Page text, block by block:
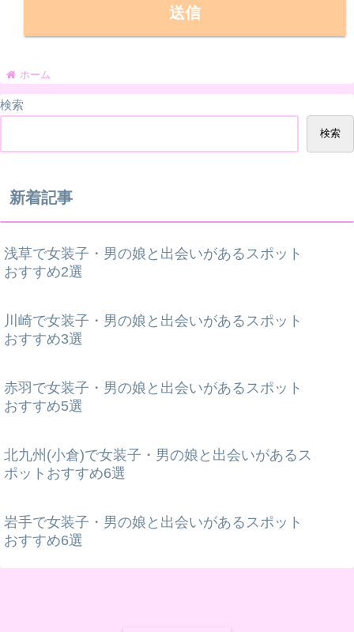
ホーム
検索
検索
新着記事
浅草で女装子・男の娘と出会いがあるスポット
おすすめ2選
川崎で女装子・男の娘と出会いがあるスポット
おすすめ3選
赤羽で女装子・男の娘と出会いがあるスポット
おすすめ5選
北九州(小倉)で女装子・男の娘と出会いがあるス
ポットおすすめ6選
岩手で女装子・男の娘と出会いがあるスポット
おすすめ6選